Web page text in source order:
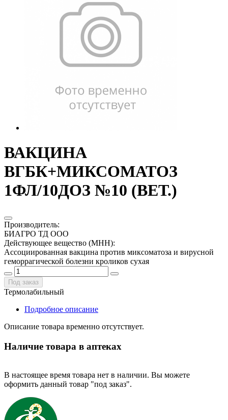
ВАКЦИНА
ВГБК+МИКСОМАТОЗ
1ФЛ/10ДОЗ №10 (ВЕТ.)
Производитель:
БИАГРО ТД ООО
Действующее вещество (МНН):
Ассоциированная вакцина против миксоматоза и вирусной
геморрагической болезни кроликов сухая
Под заказ
Термолабильный
Подробное описание
Описание товара временно отсутствует.
Наличие товара в аптеках
В настоящее время товара нет в наличии. Вы можете
оформить данный товар "под заказ".